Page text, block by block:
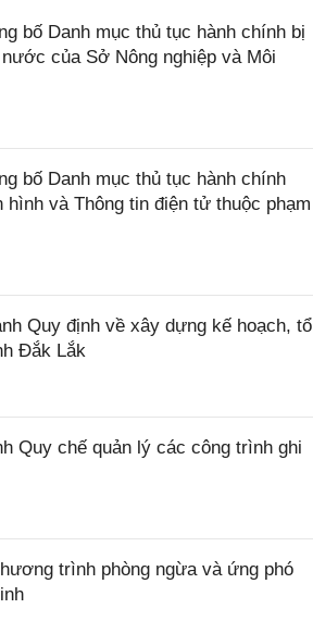
bố Danh mục thủ tục hành chính bị
của Sở Nông nghiệp và Môi
bố Danh mục thủ tục hành chính
và Thông tin điện tử thuộc phạm
Quy định về xây dựng kế hoạch, tổ
Đắk Lắk
Quy chế quản lý các công trình ghi
trình phòng ngừa và ứng phó